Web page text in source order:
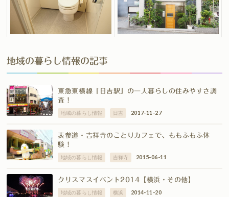
地域の暮らし情報の記事
東急東横線「日吉駅」の一人暮らしの住みやすさ調
査！
地域の暮らし情報 日吉 2017-11-27
表参道・吉祥寺のことりカフェで、ももふもふ体
験！
地域の暮らし情報 吉祥寺 2015-06-11
クリスマスイベント2014【横浜・その他】
地域の暮らし情報 横浜 2014-11-20